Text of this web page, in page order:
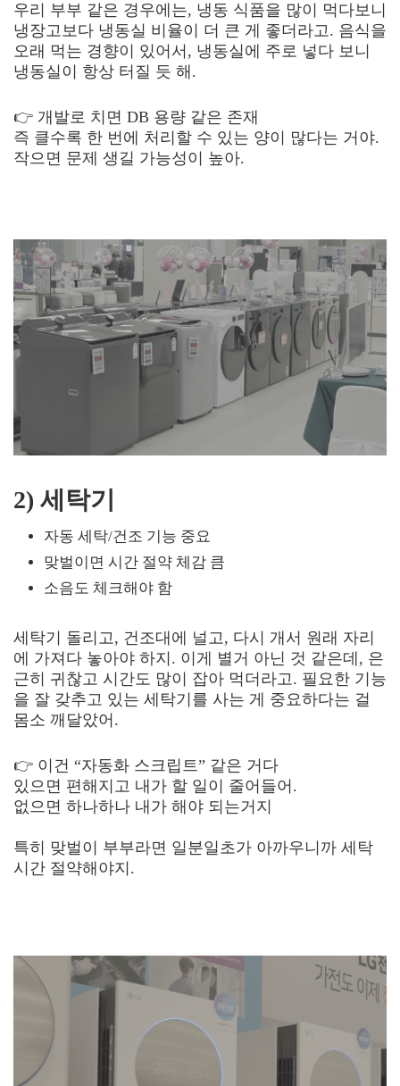
우리 부부 같은 경우에는, 냉동 식품을 많이 먹다보니
냉장고보다 냉동실 비율이 더 큰 게 좋더라고. 음식을
오래 먹는 경향이 있어서, 냉동실에 주로 넣다 보니
냉동실이 항상 터질 듯 해.
👉 개발로 치면 DB 용량 같은 존재
즉 클수록 한 번에 처리할 수 있는 양이 많다는 거야.
작으면 문제 생길 가능성이 높아.
2) 세탁기
자동 세탁/건조 기능 중요
맞벌이면 시간 절약 체감 큼
소음도 체크해야 함
세탁기 돌리고, 건조대에 널고, 다시 개서 원래 자리
에 가져다 놓아야 하지. 이게 별거 아닌 것 같은데, 은
근히 귀찮고 시간도 많이 잡아 먹더라고. 필요한 기능
을 잘 갖추고 있는 세탁기를 사는 게 중요하다는 걸
몸소 깨달았어.
👉 이건 “자동화 스크립트” 같은 거다
있으면 편해지고 내가 할 일이 줄어들어.
없으면 하나하나 내가 해야 되는거지
특히 맞벌이 부부라면 일분일초가 아까우니까 세탁
시간 절약해야지.